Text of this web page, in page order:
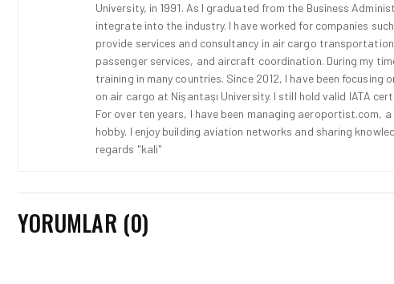
University, in 1991. As I graduated from the Business
integrate into the industry. I have worked for companies
provide services and consultancy in air cargo
passenger services, and aircraft coordination. During my
training in many countries. Since 2012, I have been
on air cargo at Nişantaşı University. I still hold valid IATA
For over ten years, I have been managing
hobby. I enjoy building aviation networks and sharing
regards "kali"
YORUMLAR (0)